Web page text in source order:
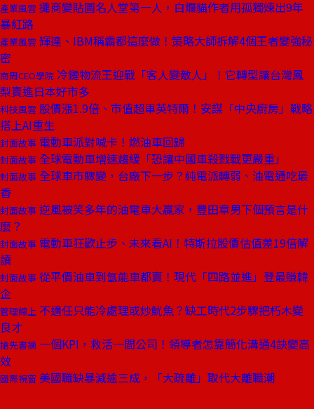
產業風雲 攤商變貼圖名人堂第一人，白爛貓作者用孤獨煉出9年
暴紅路
產業風雲 輝達、IBM稱霸都這麼做！策略大師拆解4個王者變強秘
密
商周CEO學院 冷鏈物流王迎戰「客人變敵人」！它轉型讓台灣鳳
梨賣進日本好市多
科技風雲 股價漲1.9倍、市值超車英特爾！安謀「中央廚房」戰略
搭上AI重生
封面故事 電動車派對喊卡！燃油車回歸
封面故事 全球電動車增速趨緩「恐讓中國車殺戮戰更嚴重」
封面故事 全球車市驟變，台廠下一步？純電派轉弱、油電通吃最
香
封面故事 逆風被笑多年的油電車大贏家，豐田章男下個預言是什
麼？
封面故事 電動車狂歡止步、未來看AI！特斯拉股價估值差19倍解
讀
封面故事 從平價油車到氫能車都賣！現代「四路並進」登最賺韓
企
管理線上 不適任只能冷處理或炒魷魚？缺工時代2步驟把朽木變
良才
搶先書摘 一個KPI，救活一間公司！領導者怎靠簡化溝通4訣變高
效
國際視窗 美國職缺暴減逾三成，「大疏離」取代大離職潮